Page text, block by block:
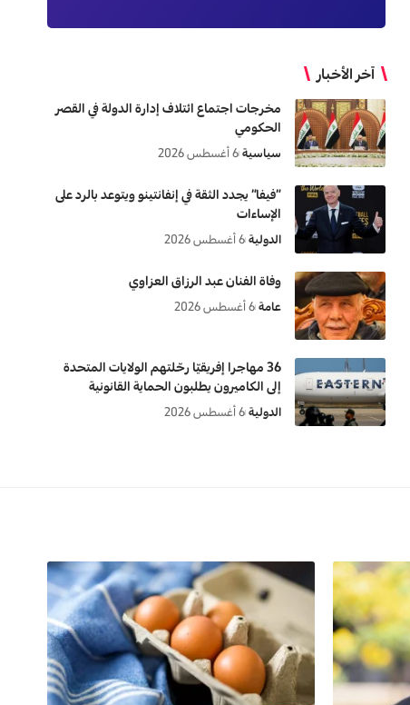
آخر الأخبار
مخرجات اجتماع ائتلاف إدارة الدولة في القصر
الحكومي
سياسية 6 أغسطس 2026
“فيفا” يجدد الثقة في إنفانتينو ويتوعد بالرد على
الإساءات
الدولية 6 أغسطس 2026
وفاة الفنان عبد الرزاق العزاوي
عامة 6 أغسطس 2026
36 مهاجرا إفريقيّا رحّلتهم الولايات المتحدة
إلى الكاميرون يطلبون الحماية القانونية
الدولية 6 أغسطس 2026